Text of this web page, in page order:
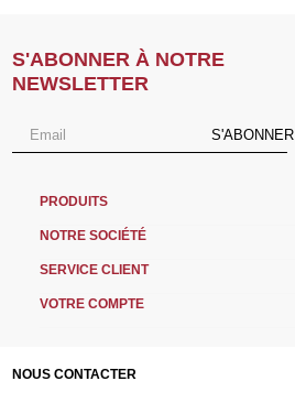
S'ABONNER À NOTRE
NEWSLETTER
S'ABONNER
PRODUITS
NOTRE SOCIÉTÉ
SERVICE CLIENT
VOTRE COMPTE
NOUS CONTACTER